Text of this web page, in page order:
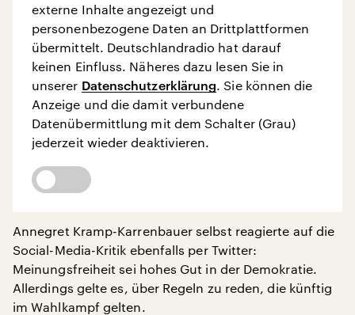
externe Inhalte angezeigt und
personenbezogene Daten an Drittplattformen
übermittelt. Deutschlandradio hat darauf
keinen Einfluss. Näheres dazu lesen Sie in
unserer Datenschutzerklärung. Sie können die
Anzeige und die damit verbundene
Datenübermittlung mit dem Schalter (Grau)
jederzeit wieder deaktivieren.
Annegret Kramp-Karrenbauer selbst reagierte auf die
Social-Media-Kritik ebenfalls per Twitter:
Meinungsfreiheit sei hohes Gut in der Demokratie.
Allerdings gelte es, über Regeln zu reden, die künftig
im Wahlkampf gelten.